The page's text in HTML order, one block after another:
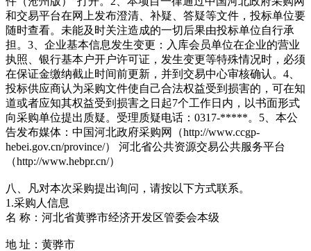
和交易平台在网上发布澄清、补疑、答疑等文件，投标单位要
随时查看。未能及时关注造成的一切后果由投标单位自行承
担。3、企业基本信息发生变更：入库会员单位在企业的营业
执照、银行基本户开户许可证，发生变更等特殊情况时，必须
在保证金缴纳截止时间前更新，并到交易中心审核确认。4、
投标供应商认为采购文件使自己合法权益受到损害的，可在知
道或者应知其权益受到损害之日起7个工作日内，以书面形式
向采购单位提出质疑。受理质疑电话：0317-*****。5、本公
告发布媒体：中国河北政府采购网（http://www.ccgp-
hebei.gov.cn/province/） 河北省公共资源交易公共服务平台
（http://www.hebpr.cn/）
八、凡对本次采购提出询问，请按以下方式联系。
1.采购人信息
名 称：河北省黄骅市经济开发区管委会本级
地 址：黄骅市